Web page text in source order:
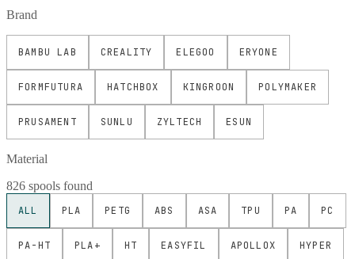
Brand
BAMBU LAB CREALITY ELEGOO ERYONE
FORMFUTURA HATCHBOX KINGROON POLYMAKER
PRUSAMENT SUNLU ZYLTECH ESUN
Material
826 spools found
ALL PLA PETG ABS ASA TPU PA PC
PA-HT PLA+ HT EASYFIL APOLLOX HYPER